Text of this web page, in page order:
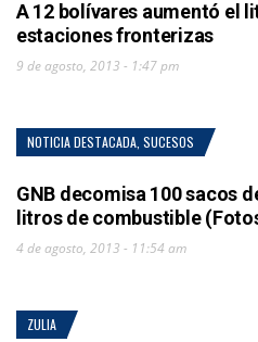
A 12 bolívares aumentó el
estaciones fronterizas
9 de agosto, 2013 - 1:47 pm
NOTICIA DESTACADA SUCESOS
GNB decomisa 100 sacos
litros de combustible
4 de agosto, 2013 - 11:54 am
ZULIA